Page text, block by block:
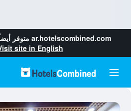
ar.hotelscombined.com متوفر
site in English